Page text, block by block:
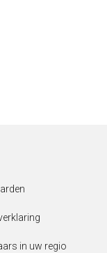
in uw regio